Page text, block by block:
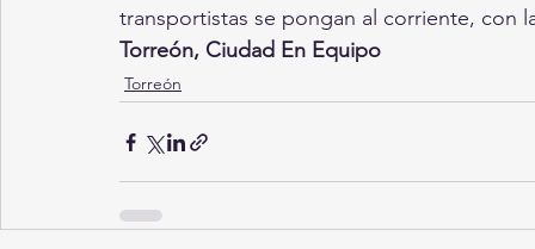
transportistas se pongan al corriente, con
Torreón, Ciudad En Equipo
Torreón